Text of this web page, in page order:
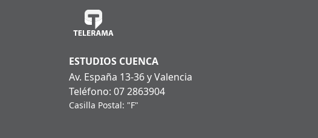
ESTUDIOS CUENCA
Av. España 13-36 y Valencia
Teléfono: 07 2863904
Casilla Postal: "F"